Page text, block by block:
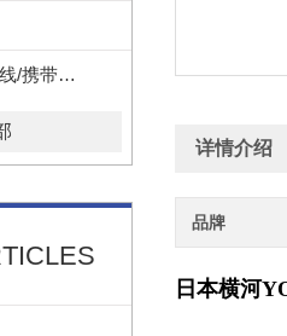
测试线/接触针/输出线/携带盒/转换器
详情介绍
品牌
日本横河